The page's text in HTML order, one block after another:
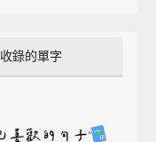
收錄的單字